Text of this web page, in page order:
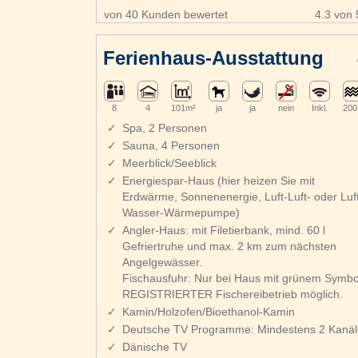
von 40 Kunden bewertet 4.3 von
Ferienhaus-Ausstattung
8 4 101m² ja ja nein Inkl.
Spa, 2 Personen
Sauna, 4 Personen
Meerblick/Seeblick
Energiespar-Haus (hier heizen Sie mit
Erdwärme, Sonnenenergie, Luft-Luft- oder
Wasser-Wärmepumpe)
Angler-Haus: mit Filetierbank, mind. 60 l
Gefriertruhe und max. 2 km zum nächsten
Angelgewässer.
Fischausfuhr: Nur bei Haus mit grünem
REGISTRIERTER Fischereibetrieb möglich.
Kamin/Holzofen/Bioethanol-Kamin
Deutsche TV Programme: Mindestens 2
Dänische TV